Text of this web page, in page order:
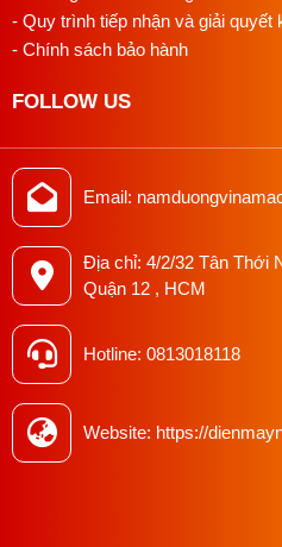
- Quy trình tiếp nhận và giải quyết
- Chính sách bảo hành
FOLLOW US
Email:
Địa chỉ: 4/2/32 Tân Thới
Quận 12 , HCM
Hotline: 0813018118
Website: https://